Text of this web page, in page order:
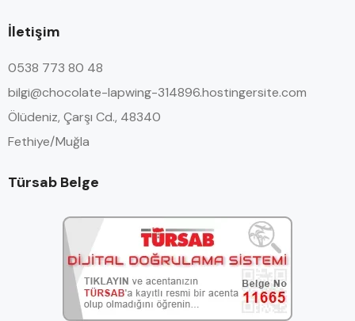
İletişim
0538 773 80 48
bilgi@chocolate-lapwing-314896.hostingersite.com
Ölüdeniz, Çarşı Cd., 48340
Fethiye/Muğla
Türsab Belge